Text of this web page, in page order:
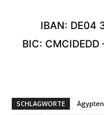
IBAN: DE04
BIC:
SCHLAGWORTE Ägypten